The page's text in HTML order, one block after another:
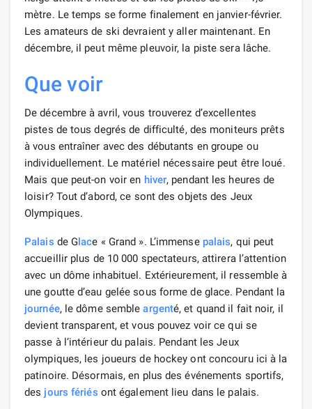
mètre. Le temps se forme finalement en janvier-février.
Les amateurs de ski devraient y aller maintenant. En
décembre, il peut même pleuvoir, la piste sera lâche.
Que voir
De décembre à avril, vous trouverez d’excellentes
pistes de tous degrés de difficulté, des moniteurs prêts
à vous entraîner avec des débutants en groupe ou
individuellement. Le matériel nécessaire peut être loué.
Mais que peut-on voir en hiver, pendant les heures de
loisir? Tout d’abord, ce sont des objets des Jeux
Olympiques.
Palais de Glace « Grand ». L’immense palais, qui peut
accueillir plus de 10 000 spectateurs, attirera l’attention
avec un dôme inhabituel. Extérieurement, il ressemble à
une goutte d’eau gelée sous forme de glace. Pendant la
journée, le dôme sembleargenté, et quand il fait noir, il
devient transparent, et vous pouvez voir ce qui se
passe à l’intérieur du palais. Pendant les Jeux
olympiques, les joueurs de hockey ont concouru ici à la
patinoire. Désormais, en plus des événements sportifs,
des jours fériés ont également lieu dans le palais.